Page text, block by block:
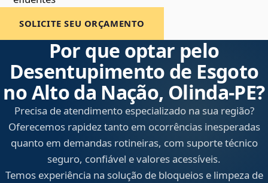
SOLICITE SEU ORÇAMENTO
Por que optar pelo
Desentupimento de Esgoto
no Alto da Nação, Olinda‑PE?
Precisa de atendimento especializado na sua região?
Oferecemos rapidez tanto em ocorrências inesperadas
quanto em demandas rotineiras, com suporte técnico
seguro, confiável e valores acessíveis.
Temos experiência na solução de bloqueios e limpeza de